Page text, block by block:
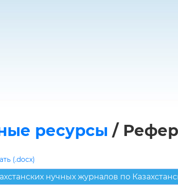
ресурсы /
(.docx)
нучных журналов по